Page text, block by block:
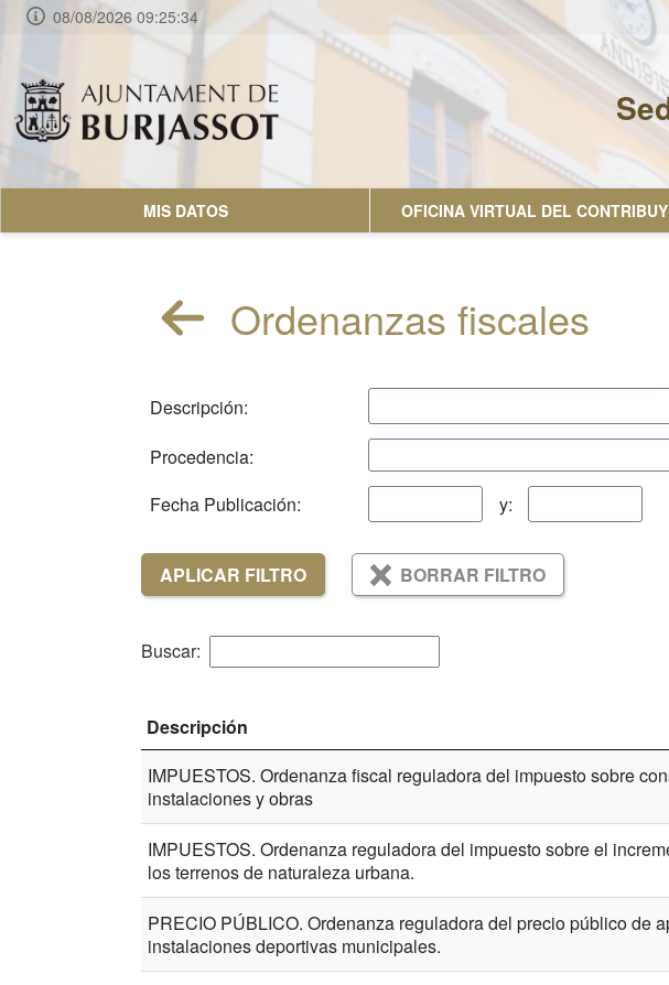
08/08/2026 09:25:34
MIS DATOS OFICINA VIRTUAL DEL
Ordenanzas fiscales
Descripción:
Procedencia:
Fecha Publicación:
y:
APLICAR FILTRO BORRAR FILTRO
Buscar:
Descripción
IMPUESTOS. Ordenanza fiscal reguladora del impuesto sobre
instalaciones y obras
IMPUESTOS. Ordenanza reguladora del impuesto sobre el
los terrenos de naturaleza urbana.
PRECIO PÚBLICO. Ordenanza reguladora del precio público de
instalaciones deportivas municipales.